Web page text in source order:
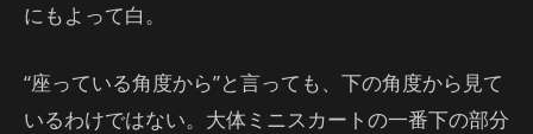
にもよって白。
“座っている角度から”と言っても、下の角度から見て
いるわけではない。大体ミニスカートの一番下の部分